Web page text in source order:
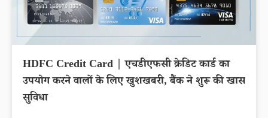
HDFC Credit Card | एचडीएफसी क्रेडिट कार्ड का
उपयोग करने वालों के लिए खुशखबरी, बैंक ने शुरू की खास
सुविधा